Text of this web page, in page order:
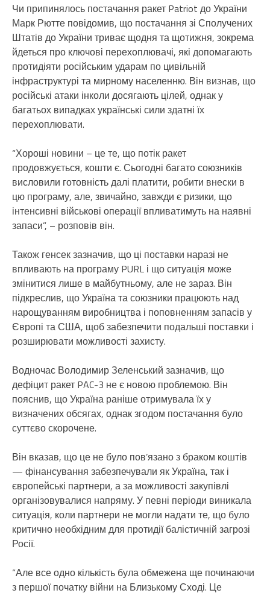
Чи припинялось постачання ракет Patriot до України
Марк Рютте повідомив, що постачання зі Сполучених
Штатів до України триває щодня та щотижня, зокрема
йдеться про ключові перехоплювачі, які допомагають
протидіяти російським ударам по цивільній
інфраструктурі та мирному населенню. Він визнав, що
російські атаки інколи досягають цілей, однак у
багатьох випадках українські сили здатні їх
перехоплювати.
“Хороші новини – це те, що потік ракет
продовжується, кошти є. Сьогодні багато союзників
висловили готовність далі платити, робити внески в
цю програму, але, звичайно, завжди є ризики, що
інтенсивні військові операції впливатимуть на наявні
запаси”, – розповів він.
Також генсек зазначив, що ці поставки наразі не
впливають на програму PURL і що ситуація може
змінитися лише в майбутньому, але не зараз. Він
підкреслив, що Україна та союзники працюють над
нарощуванням виробництва і поповненням запасів у
Європі та США, щоб забезпечити подальші поставки і
розширювати можливості захисту.
Водночас Володимир Зеленський зазначив, що
дефіцит ракет PAC-3 не є новою проблемою. Він
пояснив, що Україна раніше отримувала їх у
визначених обсягах, однак згодом постачання було
суттєво скорочене.
Він вказав, що це не було пов’язано з браком коштів
— фінансування забезпечували як Україна, так і
європейські партнери, а за можливості закупівлі
організовувалися напряму. У певні періоди виникала
ситуація, коли партнери не могли надати те, що було
критично необхідним для протидії балістичній загрозі
Росії.
“Але все одно кількість була обмежена ще починаючи
з першої початку війни на Близькому Сході. Це